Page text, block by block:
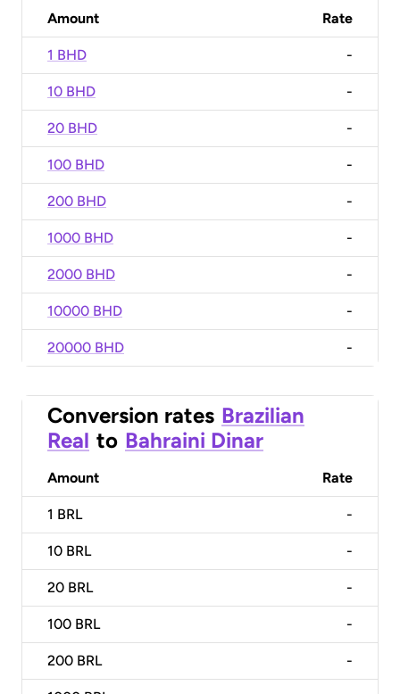
Amount Rate
1 BHD -
10 BHD -
20 BHD -
100 BHD -
200 BHD -
1000 BHD -
2000 BHD -
10000 BHD -
20000 BHD -
Conversion rates Brazilian
Real to Bahraini Dinar
Amount Rate
1 BRL -
10 BRL -
20 BRL -
100 BRL -
200 BRL -